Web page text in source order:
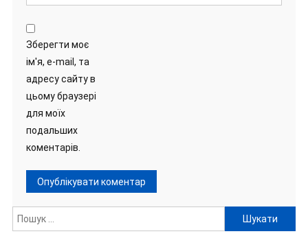
Зберегти моє
ім'я, e-mail, та
адресу сайту в
цьому браузері
для моїх
подальших
коментарів.
Пошук: